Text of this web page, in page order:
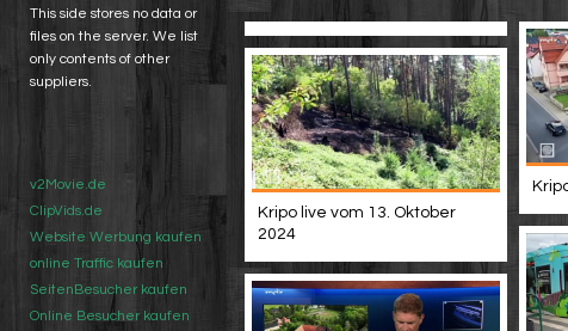
This side stores no data or
files on the server. We list
only contents of other
suppliers.
v2Movie.de
ClipVids.de
Website Werbung kaufen
online Traffic kaufen
SeitenBesucher kaufen
Online Besucher kaufen
Kripo live vom 13. Oktober
2024